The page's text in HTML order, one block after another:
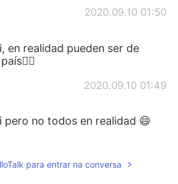
2020.09.10 01:50
en realidad pueden ser de
2020.09.10 01:49
pero no todos en realidad 😄
para entrar na conversa